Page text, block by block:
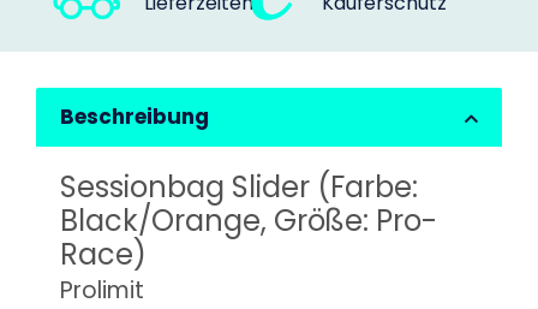
Beschreibung
Sessionbag Slider (Farbe:
Black/Orange, Größe: Pro-
Race)
Prolimit